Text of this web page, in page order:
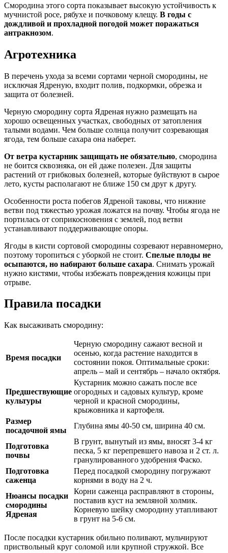
Смородина этого сорта показывает высокую устойчивость к
мучнистой росе, рябухе и почковому клещу. В годы с
дождливой и прохладной погодой может поражаться
антракнозом.
Агротехника
В перечень ухода за всеми сортами черной смородины, не
исключая Ядреную, входит полив, подкормки, обрезка и
защита от болезней.
Черную смородину сорта Ядреная нужно размещать на
хорошо освещенных участках, свободных от затопления
талыми водами. Чем больше солнца получит созревающая
ягода, тем больше сахара она наберет.
От ветра кустарник защищать не обязательно, смородина
не боится сквозняка, он ей даже полезен. Для защиты
растений от грибковых болезней, которые буйствуют в сырое
лето, кусты располагают не ближе 150 см друг к другу.
Особенности роста побегов Ядреной таковы, что нижние
ветви под тяжестью урожая ложатся на почву. Чтобы ягода не
портилась от соприкосновения с землей, под ветви
устанавливают поддерживающие опоры.
Ягоды в кисти сортовой смородины созревают неравномерно,
поэтому торопиться с уборкой не стоит. Спелые плоды не
осыпаются, но набирают больше сахара. Снимать урожай
нужно кистями, чтобы избежать повреждения кожицы при
отрыве.
Правила посадки
Как высаживать смородину:
Время посадки
Черную смородину сажают весной и
осенью, когда растение находится в
состоянии покоя. Оптимальные сроки:
апрель – май и сентябрь – начало октября.
Предшествующие
культуры
Кустарник можно сажать после все
огородных и садовых культур, кроме
черной и красной смородины,
крыжовника и картофеля.
Размер
посадочной ямы
Глубина ямы 40-50 см, ширина 40 см.
Подготовка
почвы
В грунт, вынутый из ямы, вносят 3-4 кг
песка, 5 кг перепревшего навоза и 2 ст. л.
гранулированного удобрения Фаско.
Подготовка
саженца
Перед посадкой смородину погружают
корнями в воду на 2 ч.
Нюансы посадки
смородины
Ядреная
Корни саженца расправляют в стороны,
поставив куст на земляной холмик.
Корневую шейку смородину утапливают
в грунт на 5-6 см.
После посадки кустарник обильно поливают, мульчируют
приствольный круг соломой или крупной стружкой. Все